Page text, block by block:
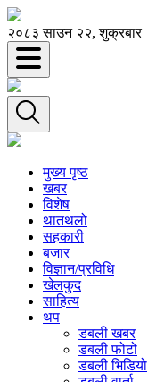
२०८३ साउन २२, शुक्रबार
मुख्य पृष्ठ
खबर
विशेष
थातथलो
सहकारी
बजार
विज्ञान/प्रविधि
खेलकुद
साहित्य
थप
डबली खबर
डबली फोटो
डबली भिडियो